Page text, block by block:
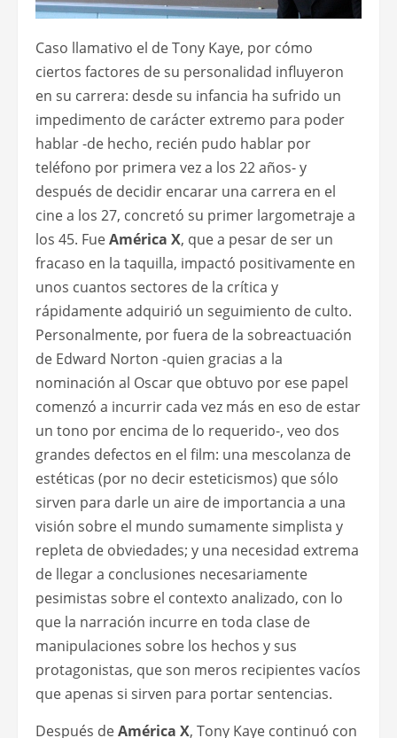
Caso llamativo el de Tony Kaye, por cómo
ciertos factores de su personalidad influyeron
en su carrera: desde su infancia ha sufrido un
impedimento de carácter extremo para poder
hablar -de hecho, recién pudo hablar por
teléfono por primera vez a los 22 años- y
después de decidir encarar una carrera en el
cine a los 27, concretó su primer largometraje a
los 45. FueAmérica X, que a pesar de ser un
fracaso en la taquilla, impactó positivamente en
unos cuantos sectores de la crítica y
rápidamente adquirió un seguimiento de culto.
Personalmente, por fuera de la sobreactuación
de Edward Norton -quien gracias a la
nominación al Oscar que obtuvo por ese papel
comenzó a incurrir cada vez más en eso de estar
un tono por encima de lo requerido-, veo dos
grandes defectos en el film: una mescolanza de
estéticas (por no decir esteticismos) que sólo
sirven para darle un aire de importancia a una
visión sobre el mundo sumamente simplista y
repleta de obviedades; y una necesidad extrema
de llegar a conclusiones necesariamente
pesimistas sobre el contexto analizado, con lo
que la narración incurre en toda clase de
manipulaciones sobre los hechos y sus
protagonistas, que son meros recipientes vacíos
que apenas si sirven para portar sentencias.
Después deAmérica X, Tony Kaye continuó con